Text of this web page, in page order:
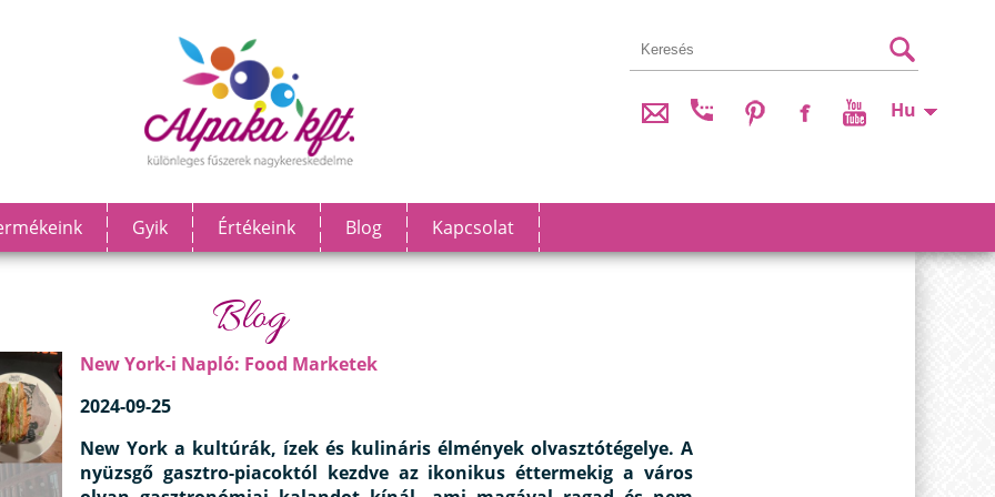
Hu
Gyik Értékeink Blog Kapcsolat
Blog
New York-i Napló: Food Marketek
2024-09-25
New York a kultúrák, ízek és kulináris élmények olvasztótégelye. A
nyüzsgő gasztro-piacoktól kezdve az ikonikus éttermekig a város